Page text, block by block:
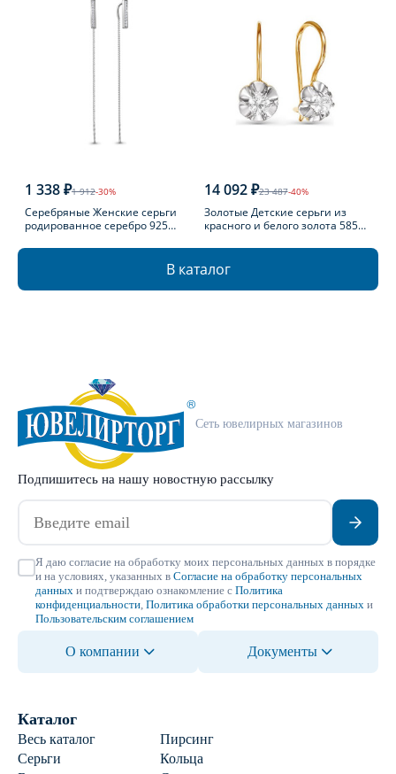
1 338 ₽1 912-30%
Серебряные Женские серьги
родированное серебро 925
14 092 ₽23 487-40%
Золотые Детские серьги из
красного и белого золота 585
В каталог
Сеть ювелирных магазинов
Подпишитесь на нашу новостную рассылку
Я даю согласие на обработку моих персональных данных в порядке
и на условиях, указанных в Согласие на обработку персональных
данных и подтверждаю ознакомление с Политика
конфиденциальности Политика обработки персональных данных и
Пользовательским соглашением
О компании Документы
Каталог
Весь каталог
Пирсинг
Серьги
Кольца